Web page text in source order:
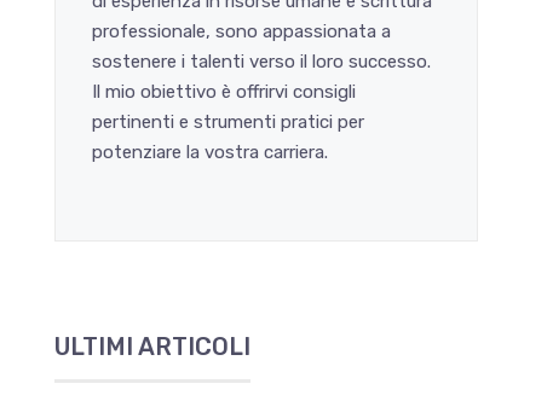
professionale, sono appassionata a
sostenere i talenti verso il loro successo.
Il mio obiettivo è offrirvi consigli
pertinenti e strumenti pratici per
potenziare la vostra carriera.
ULTIMI ARTICOLI